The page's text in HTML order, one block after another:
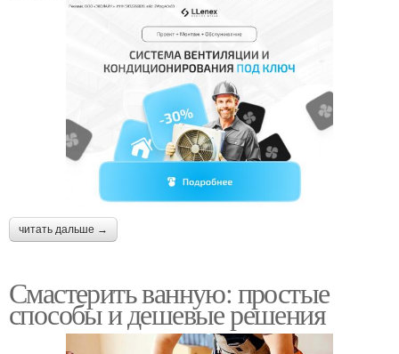
читать дальше →
Смастерить ванную: простые
способы и дешевые решения